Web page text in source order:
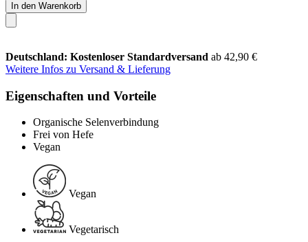
In den Warenkorb
Deutschland: Kostenloser Standardversand ab 42,90 €
Weitere Infos zu Versand & Lieferung
Eigenschaften und Vorteile
Organische Selenverbindung
Frei von Hefe
Vegan
Vegan
Vegetarisch